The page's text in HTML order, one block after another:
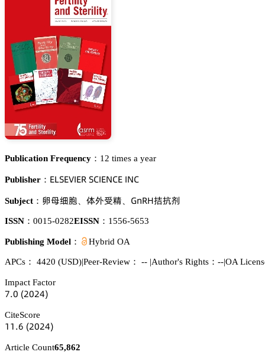
Publication Frequency： 12 times a year
Publisher： 乊欄偌乊妯喊乊葤 偌。喊乊沟。乊 喊沟。
Subject： 骟䨳㯦躥 俷欮嗅轍 佥鵃葤㡶硘荣冸
ISSN： 0015-0282EISSN： 1556-5653
Publishing Model： Hybrid OA
APCs： 4420 (USD)|Peer-Review： -- |Author's Rights：--|OA
Impact Factor
篫.蔡 (缗蔡缗鋺)
CiteScore
声声.炆 (缗蔡缗鋺)
Article Count65,862